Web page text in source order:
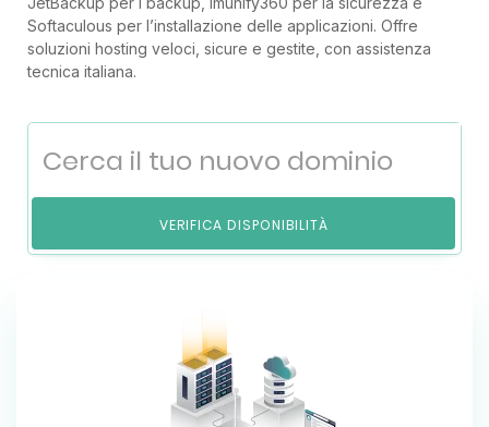
Softaculous per l’installazione delle applicazioni. Offre
soluzioni hosting veloci, sicure e gestite, con assistenza
tecnica italiana.
VERIFICA DISPONIBILITÀ